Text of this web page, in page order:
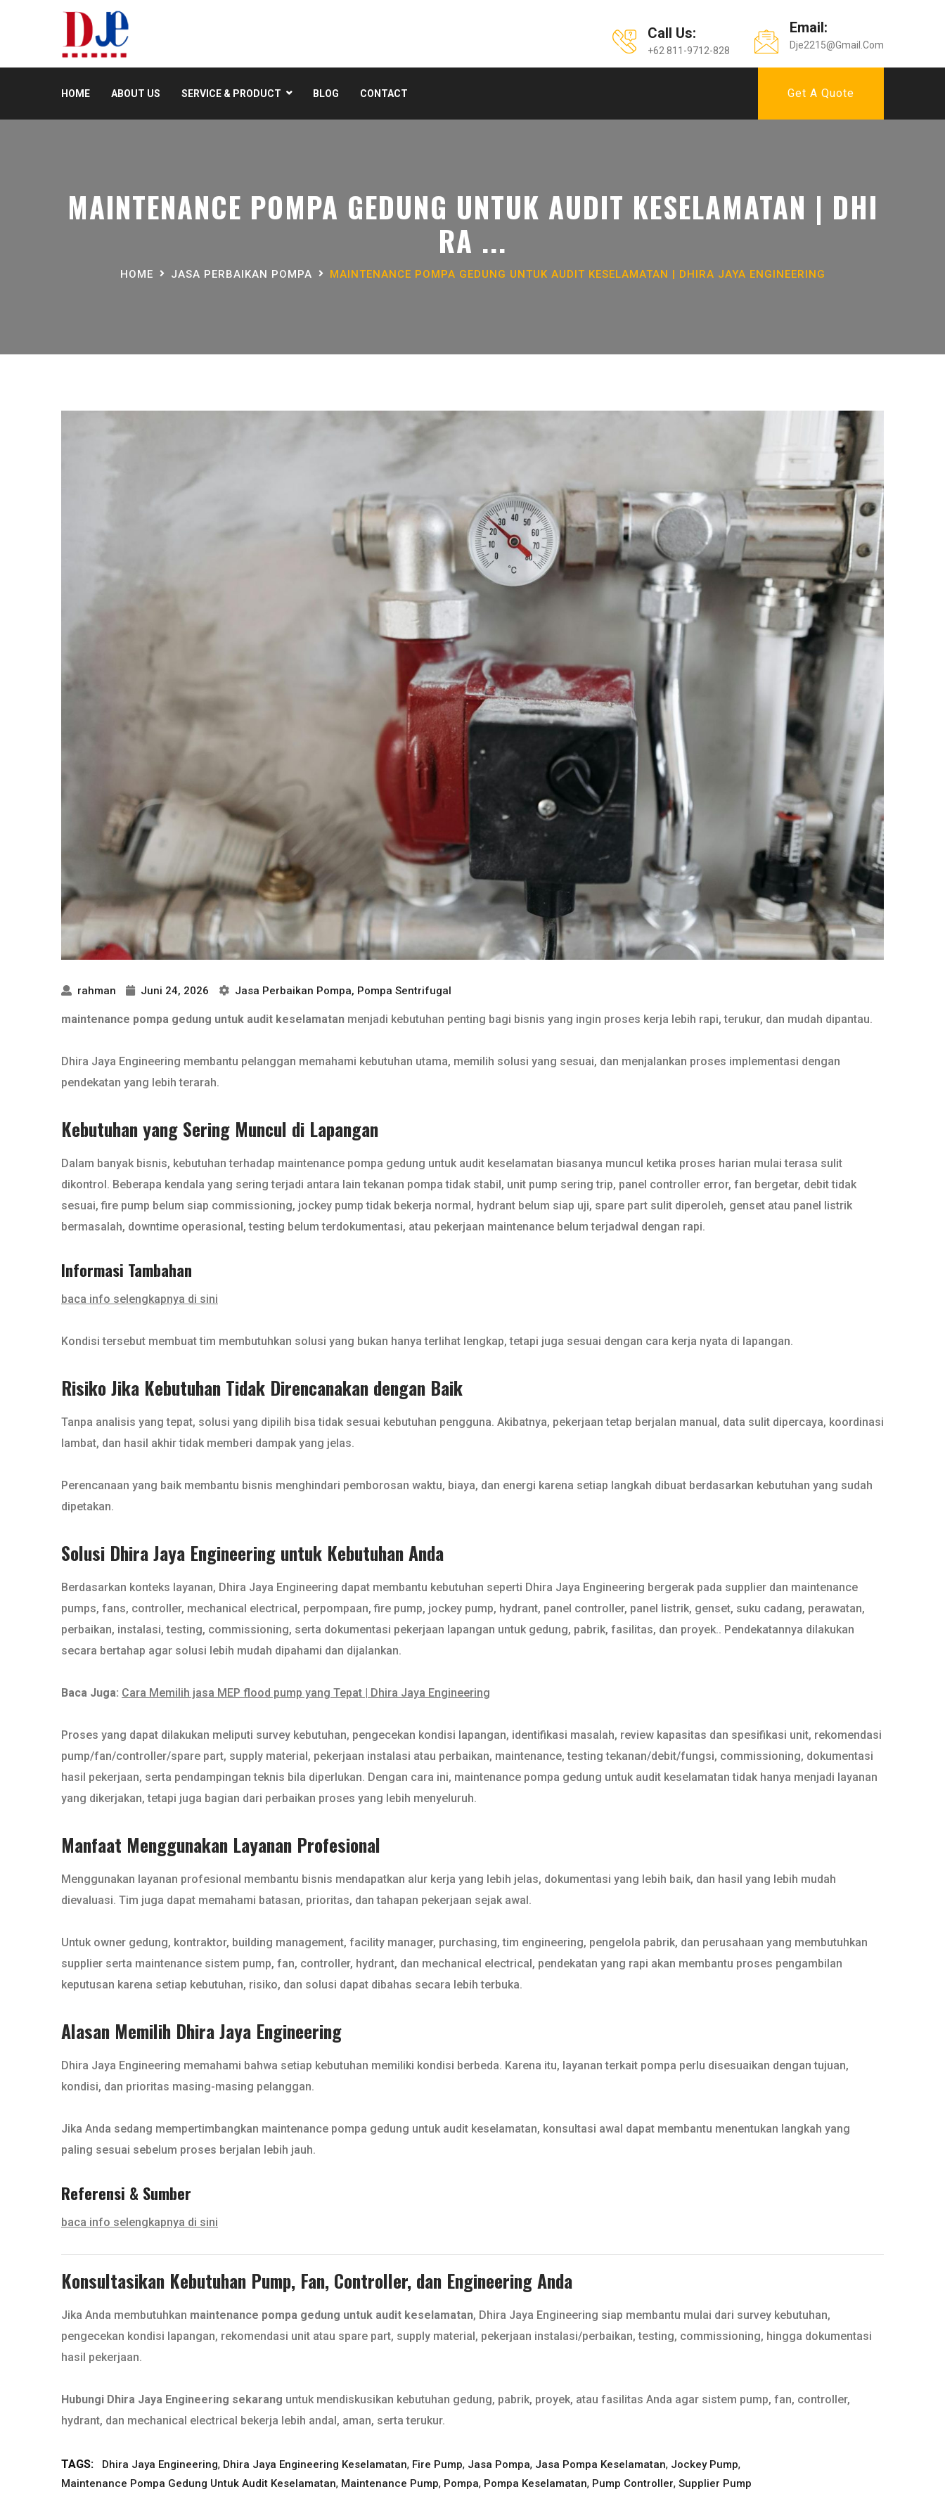
Call Us:
+62 811-9712-828
Email:
Dje2215@gmail.com
HOME ABOUT US SERVICE & PRODUCT BLOG CONTACT Get A Quote
MAINTENANCE POMPA GEDUNG UNTUK AUDIT KESELAMATAN | DHI
RA ...
HOME JASA PERBAIKAN POMPA MAINTENANCE POMPA GEDUNG UNTUK AUDIT KESELAMATAN | DHIRA JAYA ENGINEERING
rahman Juni 24, 2026 Jasa Perbaikan Pompa, Pompa Sentrifugal
maintenance pompa gedung untuk audit keselamatan menjadi kebutuhan penting bagi bisnis yang ingin proses kerja lebih rapi, terukur, dan mudah dipantau.
Dhira Jaya Engineering membantu pelanggan memahami kebutuhan utama, memilih solusi yang sesuai, dan menjalankan proses implementasi dengan
pendekatan yang lebih terarah.
Kebutuhan yang Sering Muncul di Lapangan
Dalam banyak bisnis, kebutuhan terhadap maintenance pompa gedung untuk audit keselamatan biasanya muncul ketika proses harian mulai terasa sulit
dikontrol. Beberapa kendala yang sering terjadi antara lain tekanan pompa tidak stabil, unit pump sering trip, panel controller error, fan bergetar, debit tidak
sesuai, fire pump belum siap commissioning, jockey pump tidak bekerja normal, hydrant belum siap uji, spare part sulit diperoleh, genset atau panel listrik
bermasalah, downtime operasional, testing belum terdokumentasi, atau pekerjaan maintenance belum terjadwal dengan rapi.
Informasi Tambahan
baca info selengkapnya di sini
Kondisi tersebut membuat tim membutuhkan solusi yang bukan hanya terlihat lengkap, tetapi juga sesuai dengan cara kerja nyata di lapangan.
Risiko Jika Kebutuhan Tidak Direncanakan dengan Baik
Tanpa analisis yang tepat, solusi yang dipilih bisa tidak sesuai kebutuhan pengguna. Akibatnya, pekerjaan tetap berjalan manual, data sulit dipercaya, koordinasi
lambat, dan hasil akhir tidak memberi dampak yang jelas.
Perencanaan yang baik membantu bisnis menghindari pemborosan waktu, biaya, dan energi karena setiap langkah dibuat berdasarkan kebutuhan yang sudah
dipetakan.
Solusi Dhira Jaya Engineering untuk Kebutuhan Anda
Berdasarkan konteks layanan, Dhira Jaya Engineering dapat membantu kebutuhan seperti Dhira Jaya Engineering bergerak pada supplier dan maintenance
pumps, fans, controller, mechanical electrical, perpompaan, fire pump, jockey pump, hydrant, panel controller, panel listrik, genset, suku cadang, perawatan,
perbaikan, instalasi, testing, commissioning, serta dokumentasi pekerjaan lapangan untuk gedung, pabrik, fasilitas, dan proyek.. Pendekatannya dilakukan
secara bertahap agar solusi lebih mudah dipahami dan dijalankan.
Baca Juga: Cara Memilih jasa MEP flood pump yang Tepat | Dhira Jaya Engineering
Proses yang dapat dilakukan meliputi survey kebutuhan, pengecekan kondisi lapangan, identifikasi masalah, review kapasitas dan spesifikasi unit, rekomendasi
pump/fan/controller/spare part, supply material, pekerjaan instalasi atau perbaikan, maintenance, testing tekanan/debit/fungsi, commissioning, dokumentasi
hasil pekerjaan, serta pendampingan teknis bila diperlukan. Dengan cara ini, maintenance pompa gedung untuk audit keselamatan tidak hanya menjadi layanan
yang dikerjakan, tetapi juga bagian dari perbaikan proses yang lebih menyeluruh.
Manfaat Menggunakan Layanan Profesional
Menggunakan layanan profesional membantu bisnis mendapatkan alur kerja yang lebih jelas, dokumentasi yang lebih baik, dan hasil yang lebih mudah
dievaluasi. Tim juga dapat memahami batasan, prioritas, dan tahapan pekerjaan sejak awal.
Untuk owner gedung, kontraktor, building management, facility manager, purchasing, tim engineering, pengelola pabrik, dan perusahaan yang membutuhkan
supplier serta maintenance sistem pump, fan, controller, hydrant, dan mechanical electrical, pendekatan yang rapi akan membantu proses pengambilan
keputusan karena setiap kebutuhan, risiko, dan solusi dapat dibahas secara lebih terbuka.
Alasan Memilih Dhira Jaya Engineering
Dhira Jaya Engineering memahami bahwa setiap kebutuhan memiliki kondisi berbeda. Karena itu, layanan terkait pompa perlu disesuaikan dengan tujuan,
kondisi, dan prioritas masing-masing pelanggan.
Jika Anda sedang mempertimbangkan maintenance pompa gedung untuk audit keselamatan, konsultasi awal dapat membantu menentukan langkah yang
paling sesuai sebelum proses berjalan lebih jauh.
Referensi & Sumber
baca info selengkapnya di sini
Konsultasikan Kebutuhan Pump, Fan, Controller, dan Engineering Anda
Jika Anda membutuhkan maintenance pompa gedung untuk audit keselamatan, Dhira Jaya Engineering siap membantu mulai dari survey kebutuhan,
pengecekan kondisi lapangan, rekomendasi unit atau spare part, supply material, pekerjaan instalasi/perbaikan, testing, commissioning, hingga dokumentasi
hasil pekerjaan.
Hubungi Dhira Jaya Engineering sekarang untuk mendiskusikan kebutuhan gedung, pabrik, proyek, atau fasilitas Anda agar sistem pump, fan, controller,
hydrant, dan mechanical electrical bekerja lebih andal, aman, serta terukur.
TAGS: Dhira Jaya Engineering, Dhira Jaya Engineering Keselamatan, Fire Pump, Jasa Pompa, Jasa Pompa Keselamatan, Jockey Pump,
Maintenance Pompa Gedung Untuk Audit Keselamatan, Maintenance Pump, Pompa, Pompa Keselamatan, Pump Controller, Supplier Pump